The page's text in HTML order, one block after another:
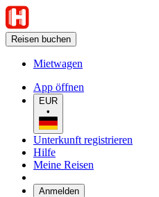
Reisen buchen
Mietwagen
App öffnen
EUR
•
Unterkunft registrieren
Hilfe
Meine Reisen
Anmelden